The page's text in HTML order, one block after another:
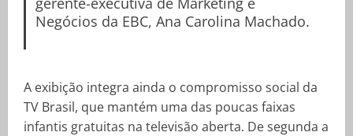
Negócios da EBC, Ana Carolina Machado.
A exibição integra ainda o compromisso social da
TV Brasil, que mantém uma das poucas faixas
infantis gratuitas na televisão aberta. De segunda a